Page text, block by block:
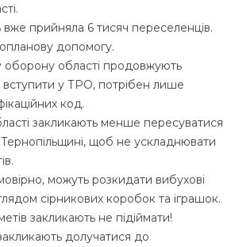
прийняла 6 тисяч переселенців.
допомогу.
оборону області продовжують
у ТРО, потрібен лише
код.
закликають менше пересуватися
щоб не ускладнювати
можуть розкидати вибухові
сірникових коробок та іграшок.
закликають не підіймати!
долучатися до